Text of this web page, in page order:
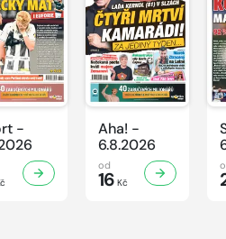
-
Aha! -
6.8.2026
od
16 Kč